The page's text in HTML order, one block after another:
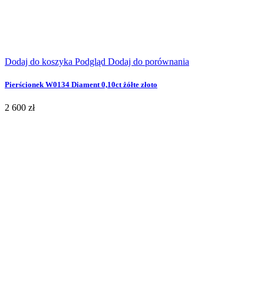
Dodaj do koszyka Podgląd Dodaj do porównania
Pierścionek W0134 Diament 0,10ct żółte złoto
2 600 zł